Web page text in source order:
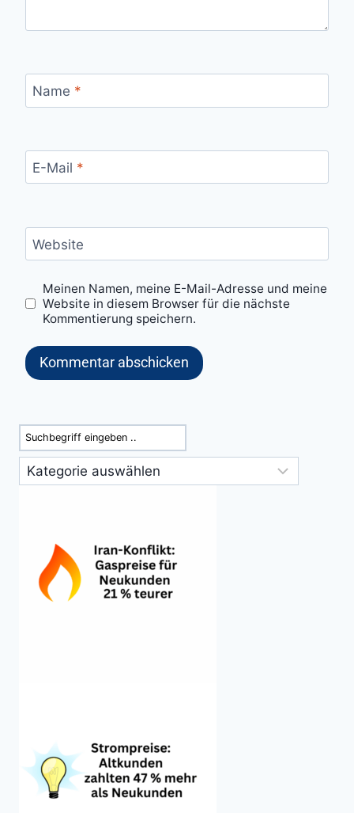
Name *
E-Mail *
Website
Meinen Namen, meine E-Mail-Adresse und meine
Website in diesem Browser für die nächste
Kommentierung speichern.
Suchen
Kategorien